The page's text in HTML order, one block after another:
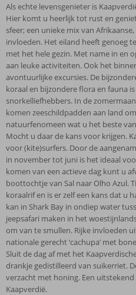
Als echte levensgenieter is
Hier komt u heerlijk tot rust en
sfeer; een unieke mix van
invloeden. Het eiland heeft genoeg
met het hele gezin. Met name in en
aan leuke activiteiten. Ook het
avontuurlijke excursies. De
koraal en bijzondere flora en fauna
snorkelliefhebbers. In de
komen zeeschildpadden aan land
natuurfenomeen wat u het beste
Mocht u daar de kans voor krijgen.
voor (kite)surfers. Door de
in november tot juni is het ideaal
komen van een actieve dag kunt u
boottochtje van Sal naar Olho Azul.
koraalrif en is er zelf een kans dat u
kan in Shark Bay in ondiep water
jeepsafari maken in het
om van te smullen. Rijke invloeden
nationale gerecht ‘cachupa’ met
Sluit de dag af met het
drankje gedistilleerd van suikerriet.
verzacht met honing. Een
Kaapverdië.